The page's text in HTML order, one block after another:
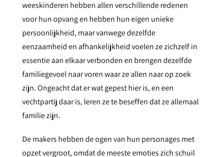
weeskinderen hebben allen verschillende redenen
voor hun opvang en hebben hun eigen unieke
persoonlijkheid, maar vanwege dezelfde
eenzaamheid en afhankelijkheid voelen ze zichzelf in
essentie aan elkaar verbonden en brengen dezelfde
familiegevoel naar voren waar ze allen naar op zoek
zijn. Ongeacht dat er wat gepest hier is, en een
vechtpartij daar is, leren ze te beseffen dat ze allemaal
familie zijn.
De makers hebben de ogen van hun personages met
opzet vergroot, omdat de meeste emoties zich schuil